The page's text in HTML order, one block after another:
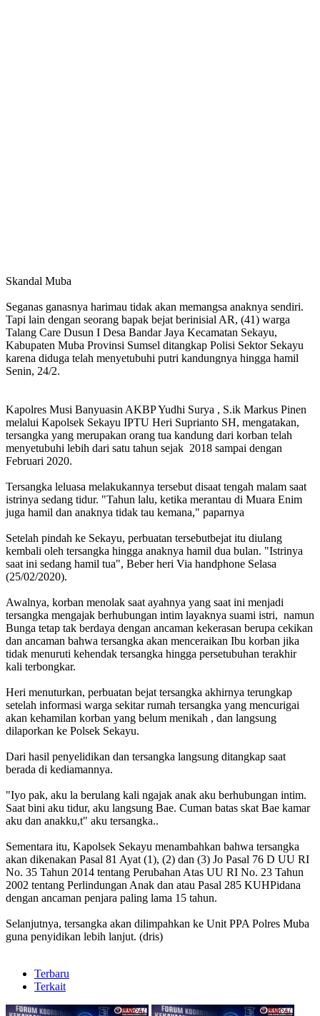
Skandal Muba
Seganas ganasnya harimau tidak akan memangsa anaknya sendiri.
Tapi lain dengan seorang bapak bejat berinisial AR, (41) warga
Talang Care Dusun I Desa Bandar Jaya Kecamatan Sekayu,
Kabupaten Muba Provinsi Sumsel ditangkap Polisi Sektor Sekayu
karena diduga telah menyetubuhi putri kandungnya hingga hamil
Senin, 24/2.
Kapolres Musi Banyuasin AKBP Yudhi Surya , S.ik Markus Pinen
melalui Kapolsek Sekayu IPTU Heri Suprianto SH, mengatakan,
tersangka yang merupakan orang tua kandung dari korban telah
menyetubuhi lebih dari satu tahun sejak 2018 sampai dengan
Februari 2020.
Tersangka leluasa melakukannya tersebut disaat tengah malam saat
istrinya sedang tidur. "Tahun lalu, ketika merantau di Muara Enim
juga hamil dan anaknya tidak tau kemana," paparnya
Setelah pindah ke Sekayu, perbuatan tersebutbejat itu diulang
kembali oleh tersangka hingga anaknya hamil dua bulan. "Istrinya
saat ini sedang hamil tua", Beber heri Via handphone Selasa
(25/02/2020).
Awalnya, korban menolak saat ayahnya yang saat ini menjadi
tersangka mengajak berhubungan intim layaknya suami istri, namun
Bunga tetap tak berdaya dengan ancaman kekerasan berupa cekikan
dan ancaman bahwa tersangka akan menceraikan Ibu korban jika
tidak menuruti kehendak tersangka hingga persetubuhan terakhir
kali terbongkar.
Heri menuturkan, perbuatan bejat tersangka akhirnya terungkap
setelah informasi warga sekitar rumah tersangka yang mencurigai
akan kehamilan korban yang belum menikah , dan langsung
dilaporkan ke Polsek Sekayu.
Dari hasil penyelidikan dan tersangka langsung ditangkap saat
berada di kediamannya.
"Iyo pak, aku la berulang kali ngajak anak aku berhubungan intim.
Saat bini aku tidur, aku langsung Bae. Cuman batas skat Bae kamar
aku dan anakku,t" aku tersangka..
Sementara itu, Kapolsek Sekayu menambahkan bahwa tersangka
akan dikenakan Pasal 81 Ayat (1), (2) dan (3) Jo Pasal 76 D UU RI
No. 35 Tahun 2014 tentang Perubahan Atas UU RI No. 23 Tahun
2002 tentang Perlindungan Anak dan atau Pasal 285 KUHPidana
dengan ancaman penjara paling lama 15 tahun.
Selanjutnya, tersangka akan dilimpahkan ke Unit PPA Polres Muba
guna penyidikan lebih lanjut. (dris)
Terbaru
Terkait